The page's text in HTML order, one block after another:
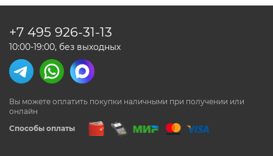
Способы оплаты
Вы можете оплатить покупки наличными при получении или
онлайн
+7 495 926-31-13
10:00-19:00, без выходных